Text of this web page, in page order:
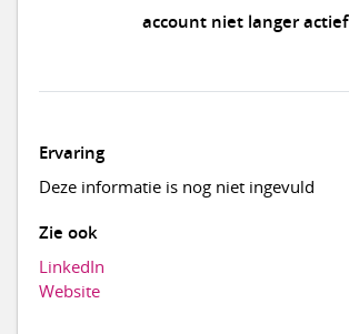
account niet langer actief
Ervaring
Deze informatie is nog niet ingevuld
Zie ook
LinkedIn
Website